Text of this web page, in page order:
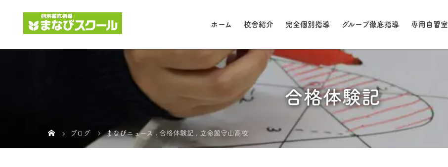
ホーム 校舎紹介 完全個別指導 グループ徹底指導 専用自習室
合格体験記
ブログ まなびニュース , 合格体験記 , 立命館守山高校